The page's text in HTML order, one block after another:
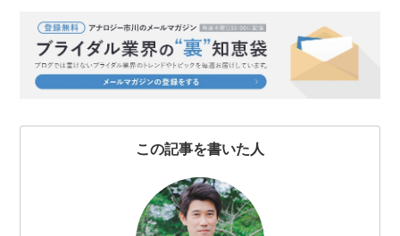
b
o
o
t
e
r
n
a
e
t
この記事を書いた人